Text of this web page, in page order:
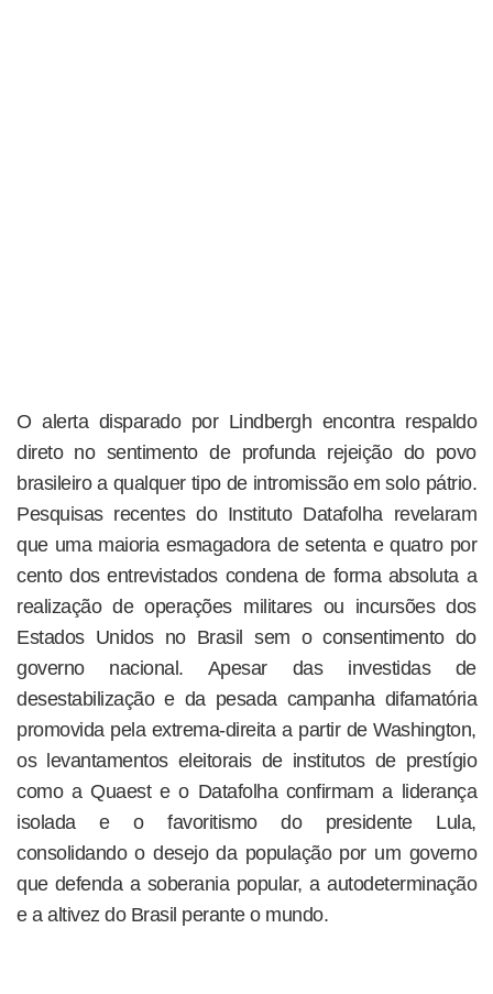
O alerta disparado por Lindbergh encontra respaldo
direto no sentimento de profunda rejeição do povo
brasileiro a qualquer tipo de intromissão em solo pátrio.
Pesquisas recentes do Instituto Datafolha revelaram
que uma maioria esmagadora de setenta e quatro por
cento dos entrevistados condena de forma absoluta a
realização de operações militares ou incursões dos
Estados Unidos no Brasil sem o consentimento do
governo nacional. Apesar das investidas de
desestabilização e da pesada campanha difamatória
promovida pela extrema-direita a partir de Washington,
os levantamentos eleitorais de institutos de prestígio
como a Quaest e o Datafolha confirmam a liderança
isolada e o favoritismo do presidente Lula,
consolidando o desejo da população por um governo
que defenda a soberania popular, a autodeterminação
e a altivez do Brasil perante o mundo.